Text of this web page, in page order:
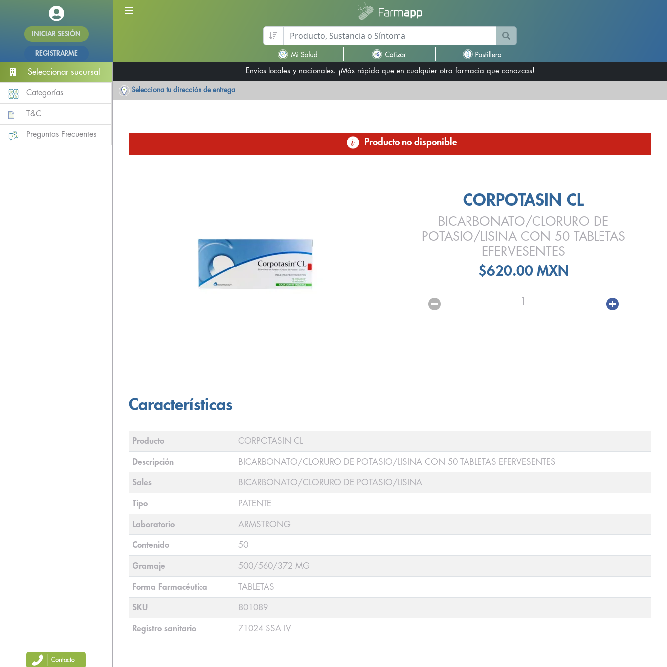
INICIAR SESIÓN
REGISTRARME
Seleccionar sucursal
Categorías
T&C
Preguntas Frecuentes
Envíos locales y nacionales. ¡Más rápido que en cualquier otra farmacia que conozcas!
Selecciona tu dirección de entrega
Producto no disponible
CORPOTASIN CL
BICARBONATO/CLORURO DE
POTASIO/LISINA CON 50 TABLETAS
EFERVESENTES
$620.00 MXN
1
Características
Producto CORPOTASIN CL
Descripción BICARBONATO/CLORURO DE POTASIO/LISINA CON 50 TABLETAS EFERVESENTES
Sales BICARBONATO/CLORURO DE POTASIO/LISINA
Tipo PATENTE
Laboratorio ARMSTRONG
Contenido 50
Gramaje 500/560/372 MG
Forma Farmacéutica TABLETAS
SKU 801089
Registro sanitario 71024 SSA IV